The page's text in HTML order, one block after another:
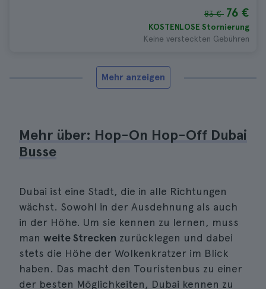
83 € 76 €
KOSTENLOSE Stornierung
Keine versteckten Gebühren
Mehr anzeigen
Mehr über: Hop-On Hop-Off Dubai
Busse
Dubai ist eine Stadt, die in alle Richtungen
wächst. Sowohl in der Ausdehnung als auch
in der Höhe. Um sie kennen zu lernen, muss
man weite Strecken zurücklegen und dabei
stets die Höhe der Wolkenkratzer im Blick
haben. Das macht den Touristenbus zu einer
der besten Möglichkeiten, Dubai kennen zu